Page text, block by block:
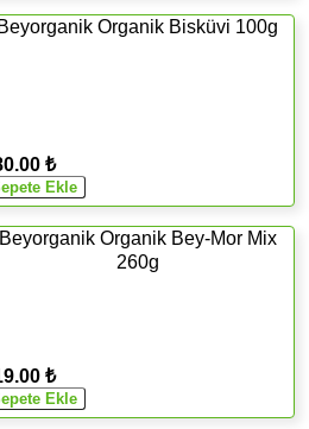
Beyorganik Organik Bisküvi 100g
₺
Beyorganik Organik Bey-Mor Mix
260g
₺